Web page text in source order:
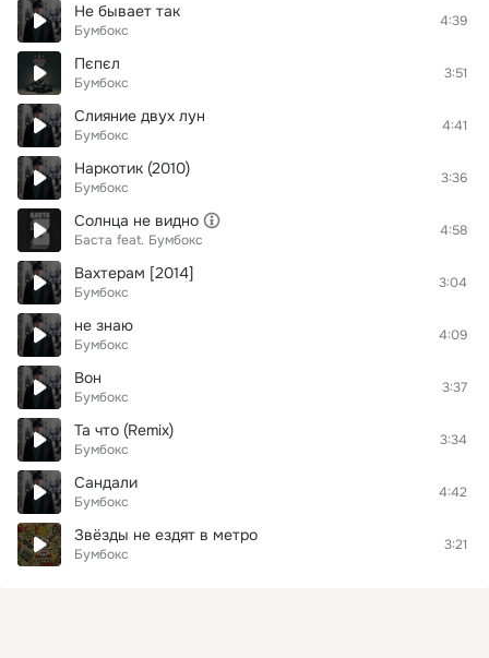
Не бывает так
Бумбокс
4:39
Пєпєл
Бумбокс
3:51
Слияние двух лун
Бумбокс
4:41
Наркотик (2010)
Бумбокс
3:36
Солнца не видно
Баста feat. Бумбокс
4:58
Вахтерам [2014]
Бумбокс
3:04
не знаю
Бумбокс
4:09
Вон
Бумбокс
3:37
Та что (Remix)
Бумбокс
3:34
Сандали
Бумбокс
4:42
Звёзды не ездят в метро
Бумбокс
3:21